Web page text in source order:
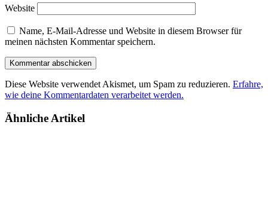
Website
Name, E-Mail-Adresse und Website in diesem Browser für
meinen nächsten Kommentar speichern.
Diese Website verwendet Akismet, um Spam zu reduzieren. Erfahre,
wie deine Kommentardaten verarbeitet werden.
Ähnliche Artikel